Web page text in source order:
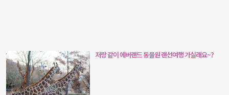
저랑 같이 에버랜드 동물원 랜선여행 가실래요~?